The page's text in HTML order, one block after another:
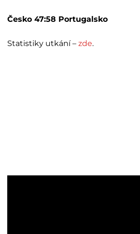
Česko 47:58 Portugalsko
Statistiky utkání – zde.